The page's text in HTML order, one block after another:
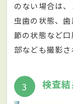
のない場合は
虫歯の状態、
節の状態など
部なども撮影
3 検査